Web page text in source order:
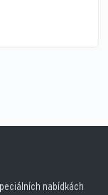
nabídkách